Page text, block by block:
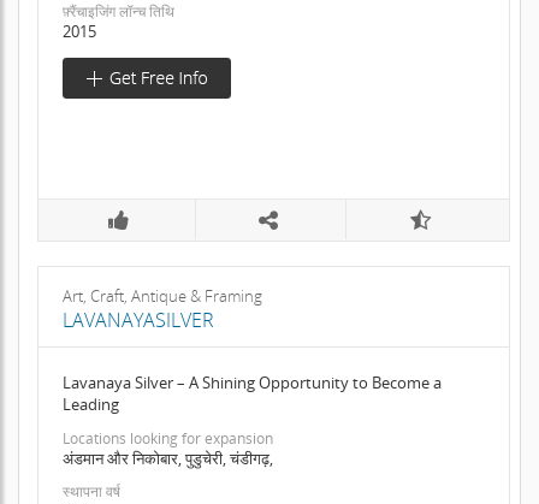
फ़्रैंचाइजिंग लॉन्च तिथि
2015
Art, Craft, Antique & Framing
LAVANAYASILVER
Lavanaya Silver – A Shining Opportunity to Become a
Leading
Locations looking for expansion
अंडमान और निकोबार, पुडुचेरी, चंडीगढ़,
स्थापना वर्ष